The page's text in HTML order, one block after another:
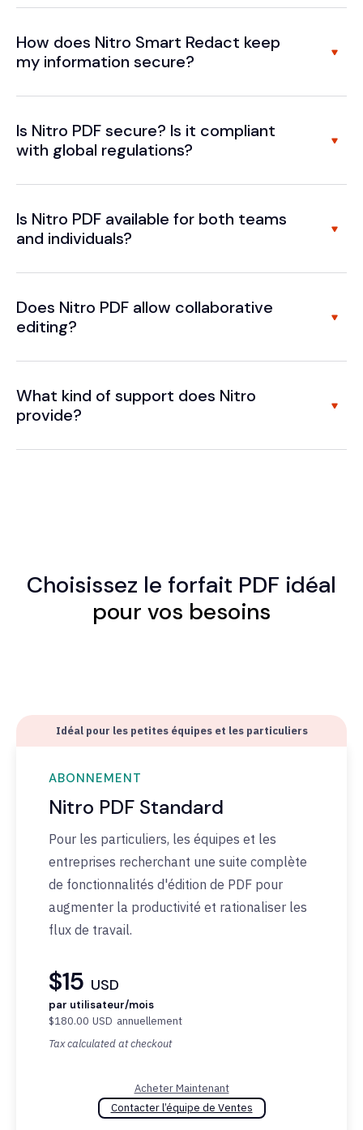
How does Nitro Smart Redact keep
my information secure?
Is Nitro PDF secure? Is it compliant
with global regulations?
Is Nitro PDF available for both teams
and individuals?
Does Nitro PDF allow collaborative
editing?
What kind of support does Nitro
provide?
Choisissez le forfait PDF idéal
pour vos besoins
Idéal pour les petites équipes et les particuliers
ABONNEMENT
Nitro PDF Standard
Pour les particuliers, les équipes et les
entreprises recherchant une suite complète
de fonctionnalités d'édition de PDF pour
augmenter la productivité et rationaliser les
flux de travail.
$15 USD
par utilisateur/mois
$180.00 USD annuellement
Tax calculated at checkout
Acheter Maintenant
Contacter l’équipe de Ventes